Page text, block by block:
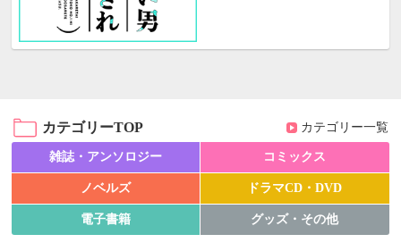
カテゴリーTOP カテゴリー一覧
雑誌・アンソロジー コミックス
ノベルズ ドラマCD・DVD
電子書籍 グッズ・その他